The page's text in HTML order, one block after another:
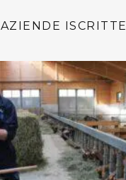
AZIENDE ISCRITTE